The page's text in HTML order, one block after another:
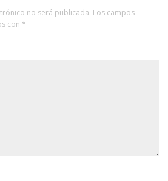
no será publicada. Los campos
con *